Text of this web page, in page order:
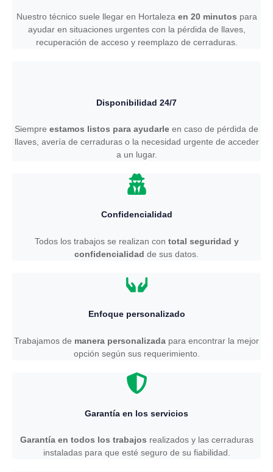
Nuestro técnico suele llegar en Hortaleza en 20 minutos para
ayudar en situaciones urgentes con la pérdida de llaves,
recuperación de acceso y reemplazo de cerraduras.
Disponibilidad 24/7
Siempre estamos listos para ayudarle en caso de pérdida de
llaves, avería de cerraduras o la necesidad urgente de acceder
a un lugar.
Confidencialidad
Todos los trabajos se realizan con total seguridad y
confidencialidad de sus datos.
Enfoque personalizado
Trabajamos de manera personalizada para encontrar la mejor
opción según sus requerimiento.
Garantía en los servicios
Garantía en todos los trabajos realizados y las cerraduras
instaladas para que esté seguro de su fiabilidad.